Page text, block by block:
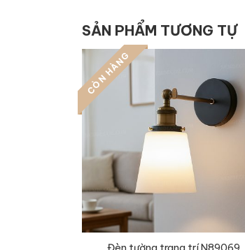
SẢN PHẨM TƯƠNG TỰ
CÒN HÀNG